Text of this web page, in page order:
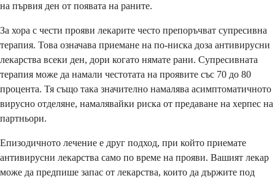
на първия ден от появата на раните.
За хора с чести прояви лекарите често препоръчват супресивна
терапия. Това означава приемане на по-ниска доза антивирусни
лекарства всеки ден, дори когато нямате рани. Супресивната
терапия може да намали честотата на проявите със 70 до 80
процента. Тя също така значително намалява асимптоматичното
вирусно отделяне, намалявайки риска от предаване на херпес на
партньори.
Епизодичното лечение е друг подход, при който приемате
антивирусни лекарства само по време на прояви. Вашият лекар
може да предпише запас от лекарства, които да държите под